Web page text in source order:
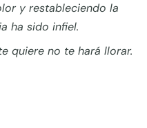
y restableciendo la
ha sido infiel.
quiere no te hará llorar.